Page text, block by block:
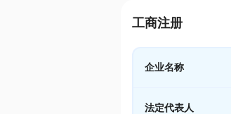
工商注册
企业名称
法定代表人